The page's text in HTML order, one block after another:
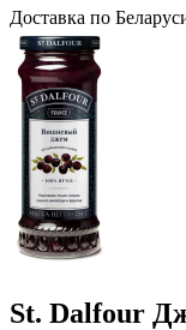
Доcтавка по
St. Dalfour